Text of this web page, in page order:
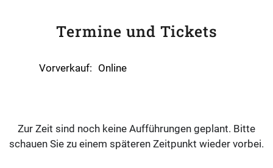
Termine und Tickets
Vorverkauf: Online
Zur Zeit sind noch keine Aufführungen geplant. Bitte
schauen Sie zu einem späteren Zeitpunkt wieder vorbei.